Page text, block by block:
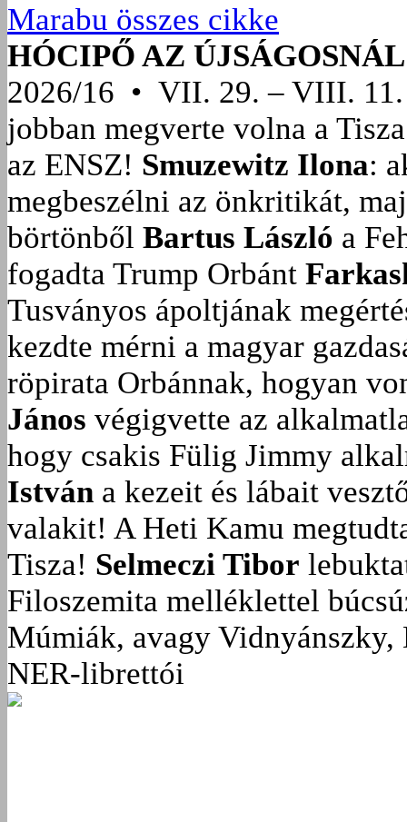
Marabu összes cikke
HÓCIPŐ AZ ÚJSÁGOSNÁL
2026/16 • VII. 29. – VIII. 11.
jobban megverte volna a
az ENSZ! Smuzewitz Ilona:
megbeszélni az önkritikát,
börtönből Bartus László a
fogadta Trump Orbánt
Tusványos ápoltjának
kezdte mérni a magyar
röpirata Orbánnak, hogyan
János végigvette az
hogy csakis Fülig Jimmy
István a kezeit és lábait
valakit! A Heti Kamu
Tisza! Selmeczi Tibor
Filoszemita melléklettel
Múmiák, avagy Vidnyánszky,
NER-librettói